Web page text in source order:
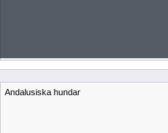
Andalusiska hundar